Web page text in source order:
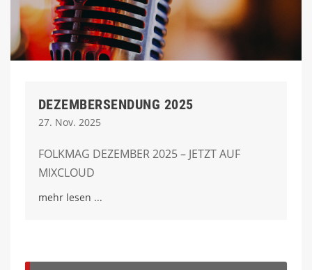
DEZEMBERSENDUNG 2025
27. Nov. 2025
FOLKMAG DEZEMBER 2025 – JETZT AUF
MIXCLOUD
mehr lesen